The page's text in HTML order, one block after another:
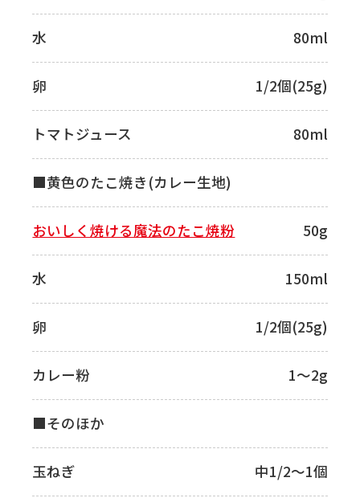
水 80ml
卵 1/2個(25g)
トマトジュース 80ml
■黄色のたこ焼き(カレー生地)
おいしく焼ける魔法のたこ焼粉 50g
水 150ml
卵 1/2個(25g)
カレー粉 1～2g
■そのほか
玉ねぎ 中1/2～1個